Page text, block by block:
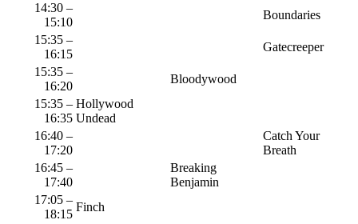
14:30 –
15:10
Boundaries
15:35 –
16:15
Gatecreeper
15:35 –
16:20
Bloodywood
15:35 –
16:35
Hollywood
Undead
16:40 –
17:20
Catch Your
Breath
16:45 –
17:40
Breaking
Benjamin
17:05 –
18:15
Finch